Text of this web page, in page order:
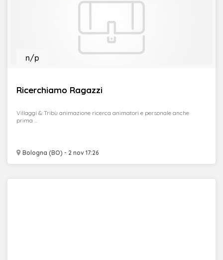
Ricerchiamo Ragazzi
Bologna (BO) - 2 nov 17:26
n/p
Villaggi & Tribù animazione ricerca animatori e personale anche
prima ...